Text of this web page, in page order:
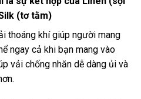
(tơ tằm)
thoáng khí giúp người mang
ngay cả khi bạn mang vào
vải chống nhăn dễ dàng ủi và